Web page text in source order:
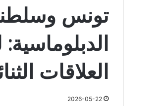
تونس
العلاقات
2026-05-22